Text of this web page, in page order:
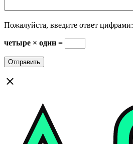
Пожалуйста, введите ответ цифрами:
четыре × один =